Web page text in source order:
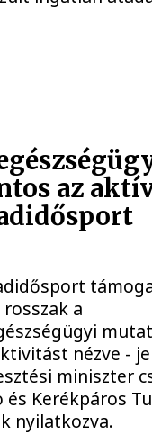
az
a
nézve -
miniszter
Kerékpáros
nyilatkozva.